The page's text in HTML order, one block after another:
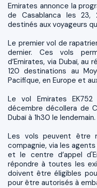
Emirates annonce la programmation de trois vols au départ
de Casablanca les
destinés aux voyageurs
Le premier vol de
dernier. Ces vols
d’Emirates, via Dubaï, au
120 destinations au
Pacifique, en Europe et
Le vol Emirates
décembre décollera de
Dubaï à 1h30 le lendemain.
Les vols peuvent être
compagnie, via les
et le centre d’appel
répondre à toutes les
doivent être éligibles
pour être autorisés à